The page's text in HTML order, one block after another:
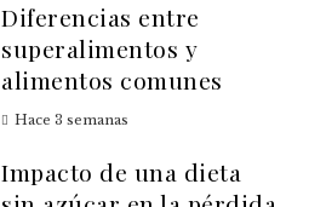
Diferencias entre
superalimentos y
alimentos comunes
Hace 3 semanas
Impacto de una dieta